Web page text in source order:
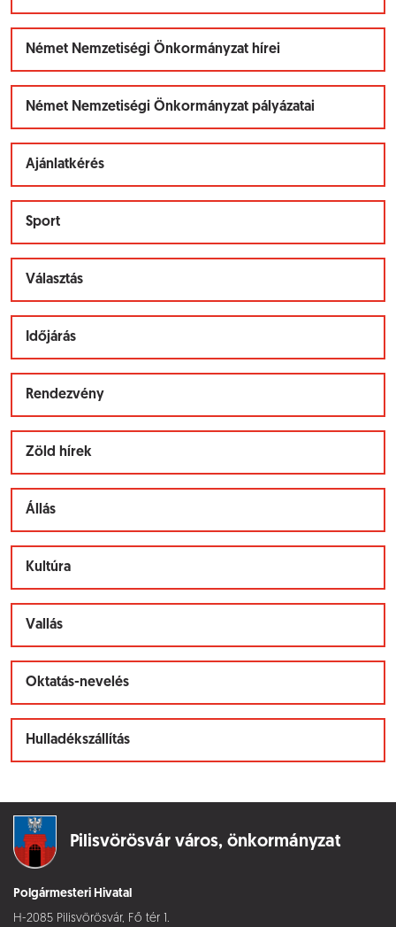
Német Nemzetiségi Önkormányzat hírei
Német Nemzetiségi Önkormányzat pályázatai
Ajánlatkérés
Sport
Választás
Időjárás
Rendezvény
Zöld hírek
Állás
Kultúra
Vallás
Oktatás-nevelés
Hulladékszállítás
Pilisvörösvár város, önkormányzat
Polgármesteri Hivatal
H-2085 Pilisvörösvár, Fő tér 1.